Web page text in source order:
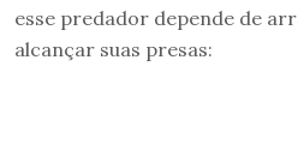
esse predador depende de
alcançar suas presas: